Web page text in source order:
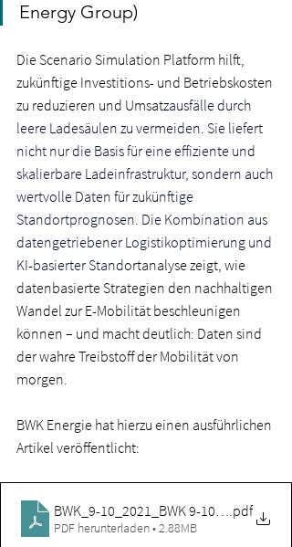
Energy Group)
Die Scenario Simulation Platform hilft,
zukünftige Investitions- und Betriebskosten
zu reduzieren und Umsatzausfälle durch
leere Ladesäulen zu vermeiden. Sie liefert
nicht nur die Basis für eine effiziente und
skalierbare Ladeinfrastruktur, sondern auch
wertvolle Daten für zukünftige
Standortprognosen. Die Kombination aus
datengetriebener Logistikoptimierung und
KI-basierter Standortanalyse zeigt, wie
datenbasierte Strategien den nachhaltigen
Wandel zur E-Mobilität beschleunigen
können – und macht deutlich: Daten sind
der wahre Treibstoff der Mobilität von
morgen.
BWK Energie hat hierzu einen ausführlichen
Artikel veröffentlicht:
BWK_9-10_2021_BWK 9-10-2021
.pdf
PDF herunterladen • 2.88MB